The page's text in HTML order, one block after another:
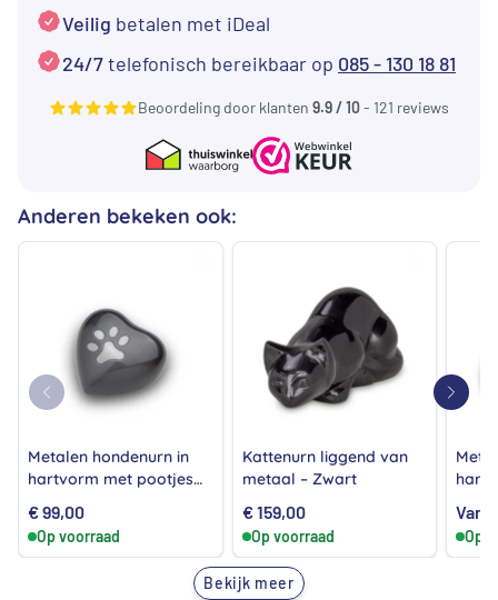
Veilig betalen met iDeal
24/7telefonisch bereikbaar op 085 - 130 18 81
Beoordeling door klanten 9.9 / 10- 121 reviews
Anderen bekeken ook:
Metalen hondenurn in
hartvorm met pootjes
€99,00
Op voorraad
Kattenurn liggend van
metaal – Zwart
€159,00
Op voorraad Op
Bekijk meer